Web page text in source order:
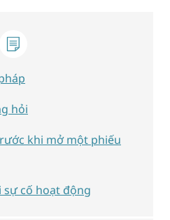
hỏi
khi mở một phiếu
sự cố hoạt động